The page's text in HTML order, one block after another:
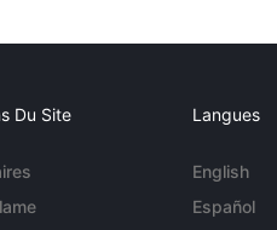
Du Site Langues
English
Español